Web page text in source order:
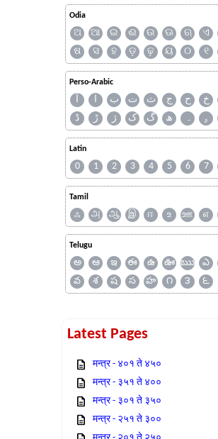
Odia
ଅ ଆ ଇ ଈ ଉ ଊ ଋ ଏ
ଷ
ସ ହ ଡ଼ ଢ଼ ୟ ୦ ୧
Perso-Arabic
آ ا ب ت ث ج ح خ
ڈ
ڑ ژ ک گ ھ ہ ۄ
Latin
0 1 2 3 4 5 6 7
Tamil
ஃ அ ஆ இ ஈ உ ஊ எ
Telugu
అ ఆ ఇ ఈ ఉ ఊ ఋ ఎ
వ
శ ష స హ ౧ ౩ ౬
Latest Pages
मन्त्र - ४०१ ते ४५०
मन्त्र - ३५१ ते ४००
मन्त्र - ३०१ ते ३५०
मन्त्र - २५१ ते ३००